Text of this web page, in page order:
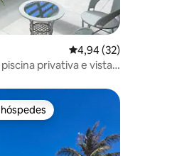
5, 41 avaliações
4,94 de uma
4,94 (32)
privativa e vista
preferidos dos hóspedes